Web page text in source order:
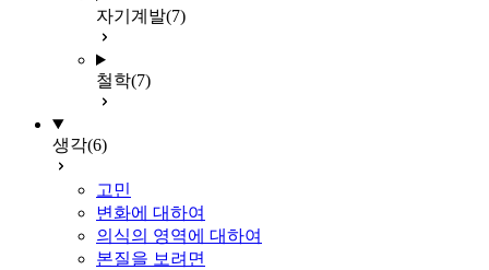
자기계발(7)
철학(7)
생각(6)
고민
변화에 대하여
의식의 영역에 대하여
본질을 보려면